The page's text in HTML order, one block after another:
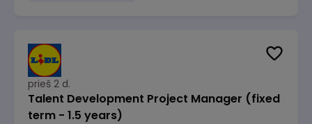
prieš 2 d.
Talent Development Project Manager (fixed
term - 1.5 years)